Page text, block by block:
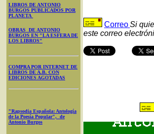
LIBROS DE ANTONIO
BURGOS PUBLICADOS POR
PLANETA
OBRAS DE ANTONIO
BURGOS EN "LA ESFERA DE
LOS LIBROS"
COMPRA POR INTERNET DE
LIBROS DE A.B. CON
EDICIONES AGOTADAS
"Rapsodia Española: Antología
de la Poesía Popular", de
Antonio Burgos
CorreoSi
este correo